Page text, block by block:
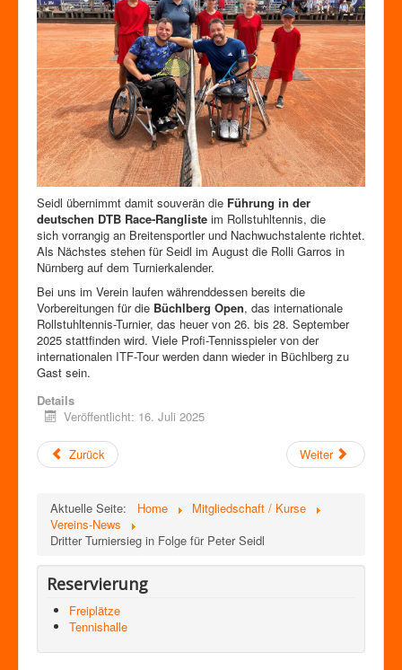
Seidl übernimmt damit souverän die Führung in der
deutschen DTB Race-Rangliste im Rollstuhltennis, die
sich vorrangig an Breitensportler und Nachwuchstalente richtet.
Als Nächstes stehen für Seidl im August die Rolli Garros in
Nürnberg auf dem Turnierkalender.
Bei uns im Verein laufen währenddessen bereits die
Vorbereitungen für die Büchlberg Open, das internationale
Rollstuhltennis-Turnier, das heuer von 26. bis 28. September
2025 stattfinden wird. Viele Profi-Tennisspieler von der
internationalen ITF-Tour werden dann wieder in Büchlberg zu
Gast sein.
Details
Veröffentlicht: 16. Juli 2025
Zurück Weiter
Aktuelle Seite: Home
Mitgliedschaft / Kurse
Vereins-News
Dritter Turniersieg in Folge für Peter Seidl
Reservierung
Freiplätze
Tennishalle